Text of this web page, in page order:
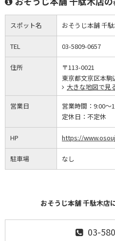
スポット名 おそうじ本舗 千
TEL 03-5809-0657
住所
〒113-0021
東京都文京区本
大きな地図で見
営業日 営業時間： 9:00～
定休日： 不定休
HP https://
駐車場 なし
おそうじ本舗 千駄木店
03-